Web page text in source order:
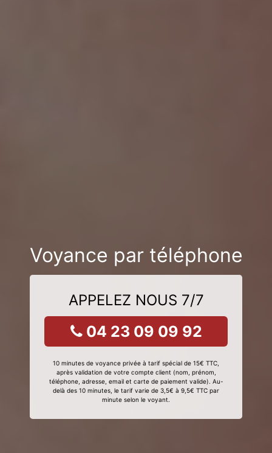
Voyance par téléphone
APPELEZ NOUS 7/7
04 23 09 09 92
10 minutes de voyance privée à tarif spécial de 15€ TTC,
après validation de votre compte client (nom, prénom,
téléphone, adresse, email et carte de paiement valide). Au-
delà des 10 minutes, le tarif varie de 3,5€ à 9,5€ TTC par
minute selon le voyant.